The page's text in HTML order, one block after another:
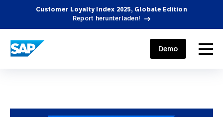
Customer Loyalty Index 2025, Globale Edition
Report herunterladen!
SAP ENGAGEMENT CLOUD menu
Demo